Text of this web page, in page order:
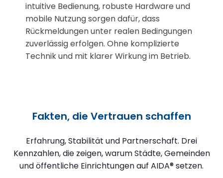
intuitive Bedienung, robuste Hardware und
mobile Nutzung sorgen dafür, dass
Rückmeldungen unter realen Bedingungen
zuverlässig erfolgen. Ohne komplizierte
Technik und mit klarer Wirkung im Betrieb.
Fakten, die Vertrauen schaffen
Erfahrung, Stabilität und Partnerschaft. Drei
Kennzahlen, die zeigen, warum Städte, Gemeinden
und öffentliche Einrichtungen auf AIDA® setzen.